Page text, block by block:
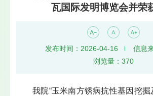
瓦国际发明博览会并荣
发布时间：2026-04-16
信息
浏览量： 370
我院“玉米南方锈病抗性基因挖掘